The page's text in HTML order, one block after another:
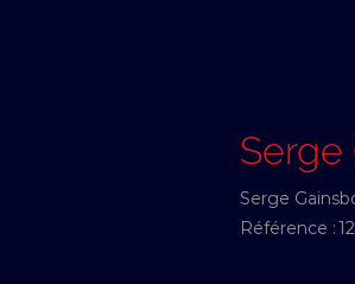
Serge
Serge
Référence :